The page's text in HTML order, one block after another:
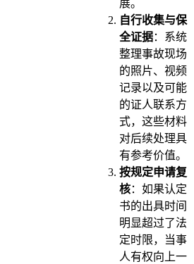
展。
自行收集与保
全证据：系统
整理事故现场
的照片、视频
记录以及可能
的证人联系方
式，这些材料
对后续处理具
有参考价值。
按规定申请复
核：如果认定
书的出具时间
明显超过了法
定时限，当事
人有权向上一